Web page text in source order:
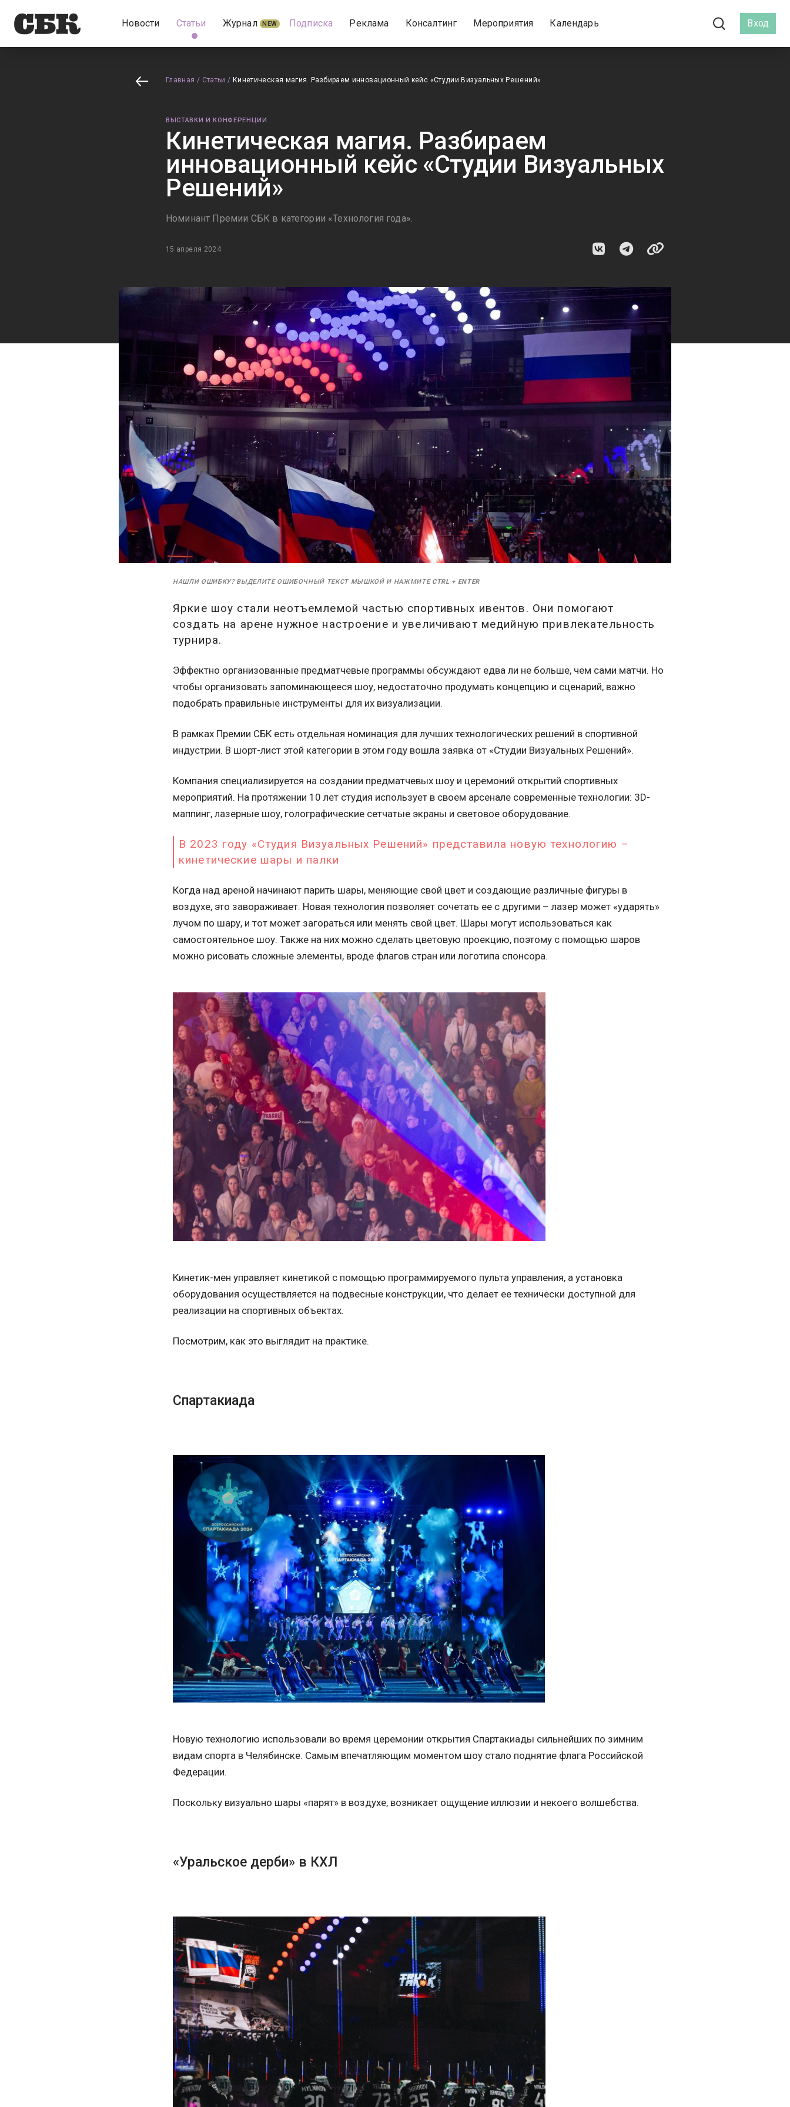
Новости Статьи Журнал NEW Подписка Реклама Консалтинг Мероприятия Календарь Вход
Главная / Статьи / Кинетическая магия. Разбираем инновационный кейс «Студии Визуальных Решений»
ВЫСТАВКИ И КОНФЕРЕНЦИИ
Кинетическая магия. Разбираем
инновационный кейс «Студии Визуальных
Решений»
Номинант Премии СБК в категории «Технология года».
15 апреля 2024
НАШЛИ ОШИБКУ? ВЫДЕЛИТЕ ОШИБОЧНЫЙ ТЕКСТ МЫШКОЙ И НАЖМИТЕ CTRL + ENTER
Яркие шоу стали неотъемлемой частью спортивных ивентов. Они помогают
создать на арене нужное настроение и увеличивают медийную привлекательность
турнира.
Эффектно организованные предматчевые программы обсуждают едва ли не больше, чем сами матчи. Но
чтобы организовать запоминающееся шоу, недостаточно продумать концепцию и сценарий, важно
подобрать правильные инструменты для их визуализации.
В рамках Премии СБК есть отдельная номинация для лучших технологических решений в спортивной
индустрии. В шорт-лист этой категории в этом году вошла заявка от «Студии Визуальных Решений».
Компания специализируется на создании предматчевых шоу и церемоний открытий спортивных
мероприятий. На протяжении 10 лет студия использует в своем арсенале современные технологии: 3D-
маппинг, лазерные шоу, голографические сетчатые экраны и световое оборудование.
В 2023 году «Студия Визуальных Решений» представила новую технологию –
кинетические шары и палки
Когда над ареной начинают парить шары, меняющие свой цвет и создающие различные фигуры в
воздухе, это завораживает. Новая технология позволяет сочетать ее с другими – лазер может «ударять»
лучом по шару, и тот может загораться или менять свой цвет. Шары могут использоваться как
самостоятельное шоу. Также на них можно сделать цветовую проекцию, поэтому с помощью шаров
можно рисовать сложные элементы, вроде флагов стран или логотипа спонсора.
Кинетик-мен управляет кинетикой с помощью программируемого пульта управления, а установка
оборудования осуществляется на подвесные конструкции, что делает ее технически доступной для
реализации на спортивных объектах.
Посмотрим, как это выглядит на практике.
Спартакиада
Новую технологию использовали во время церемонии открытия Спартакиады сильнейших по зимним
видам спорта в Челябинске. Самым впечатляющим моментом шоу стало поднятие флага Российской
Федерации.
Поскольку визуально шары «парят» в воздухе, возникает ощущение иллюзии и некоего волшебства.
«Уральское дерби» в КХЛ